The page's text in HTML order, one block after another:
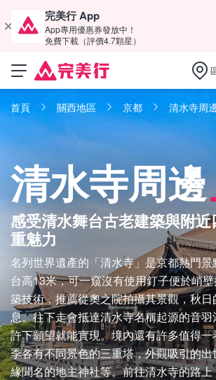
完美行 App
App專用優惠券發放中！
免費下載（評價4.7顆星）
首頁 關西地區 京都 清水寺周
清水寺周邊
感受清水舞台古老建築與附
重魅力
名列世界遺產的「清水寺」是京都熱門
台高13米，可一窺沒有使用釘子便於峭
築技術，推薦從奧之院拍攝其景觀，秋
息。往下走會抵達清水寺名稱起源的音
許下願望就能實現。境內還有許多值得
季各有不同景色的三重塔，外觀吸引的
緣聞名的地主神社等。前往清水寺的路